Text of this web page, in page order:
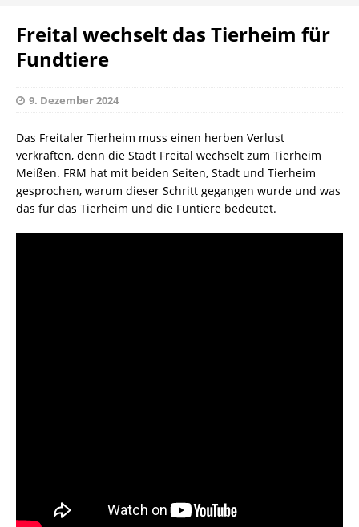
Freital wechselt das Tierheim für
Fundtiere
9. Dezember 2024
Das Freitaler Tierheim muss einen herben Verlust
verkraften, denn die Stadt Freital wechselt zum Tierheim
Meißen. FRM hat mit beiden Seiten, Stadt und Tierheim
gesprochen, warum dieser Schritt gegangen wurde und was
das für das Tierheim und die Funtiere bedeutet.